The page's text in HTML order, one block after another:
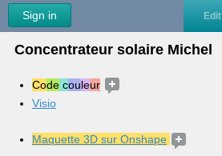
Sign in Edit
Concentrateur solaire Michel
Code couleur
Visio
Maquette 3D sur Onshape